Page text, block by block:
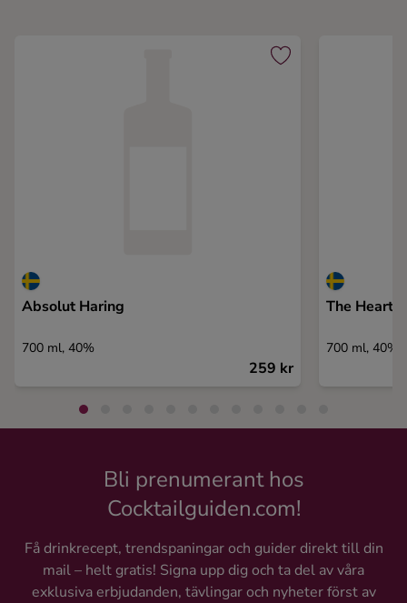
Absolut Haring
700 ml, 40%
259 kr
The Heart
700 ml, 40%
Bli prenumerant hos
Cocktailguiden.com!
Få drinkrecept, trendspaningar och guider direkt till din
mail – helt gratis! Signa upp dig och ta del av våra
exklusiva erbjudanden, tävlingar och nyheter först av